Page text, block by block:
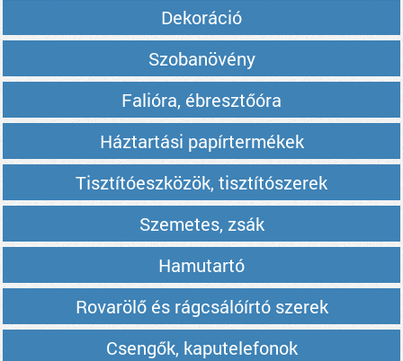
Dekoráció
Szobanövény
Falióra, ébresztőóra
Háztartási papírtermékek
Tisztítóeszközök, tisztítószerek
Szemetes, zsák
Hamutartó
Rovarölő és rágcsálóírtó szerek
Csengők, kaputelefonok